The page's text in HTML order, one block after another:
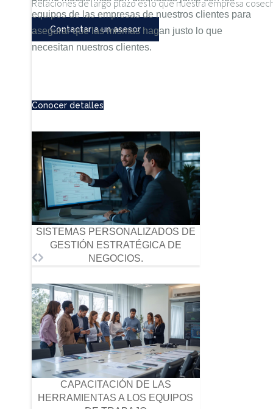
Relaciones de largo plazo es lo que nuestra empresa
Contactar a un asesor
equipos de las empresas de nuestros clientes para
asegurar que las mismas hagan justo lo que
necesitan nuestros clientes.
Conocer detalles
SISTEMAS PERSONALIZADOS DE
GESTIÓN ESTRATÉGICA DE
NEGOCIOS.
CAPACITACIÓN DE LAS
HERRAMIENTAS A LOS EQUIPOS